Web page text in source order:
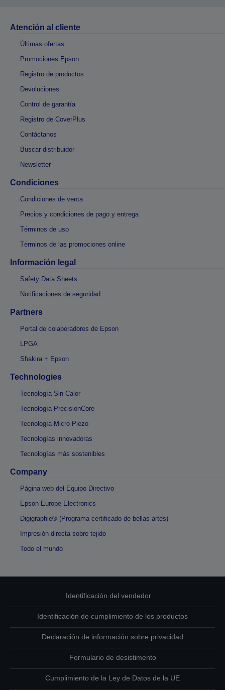
Atención al cliente
Últimas ofertas
Promociones Epson
Registro de productos
Devoluciones
Control de garantía
Registro de CoverPlus
Contáctanos
Buscar distribuidor
Newsletter
Condiciones
Condiciones de venta
Precios y condiciones de pago y entrega
Términos de uso
Términos de las promociones online
Información legal
Safety Data Sheets
Notificaciones de seguridad
Partners
Portal de colaboradores de Epson
LPGA
Shakira + Epson
Technologies
Tecnología Sin Calor
Tecnología PrecisionCore
Tecnología Micro Piezo
Tecnologías innovadoras
Tecnologías más sostenibles
Company
Página web del Equipo Directivo
Epson Europe Electronics
Digigraphie® (Programa certificado de bellas artes)
Impresión directa sobre tejido
Todo el mundo
Identificación del vendedor
Identificación de cumplimiento de los productos
Declaración de información sobre privacidad
Formulario de desistimento
Cumplimiento de la Ley de Datos de la UE